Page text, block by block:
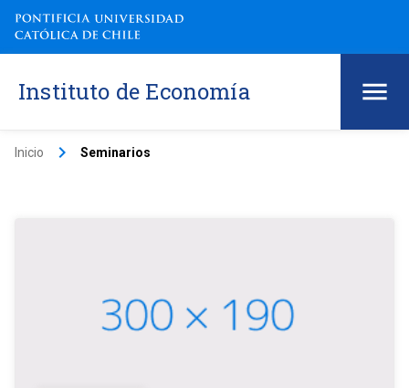
Instituto de Economía
Inicio keyboard_arrow_right Seminarios